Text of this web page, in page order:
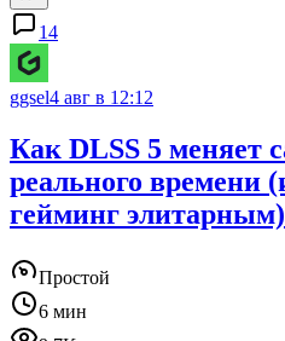
14
ggsel4 авг в 12:12
Как DLSS 5 меняет
реального времени
гейминг элитарным)
Простой
6 мин